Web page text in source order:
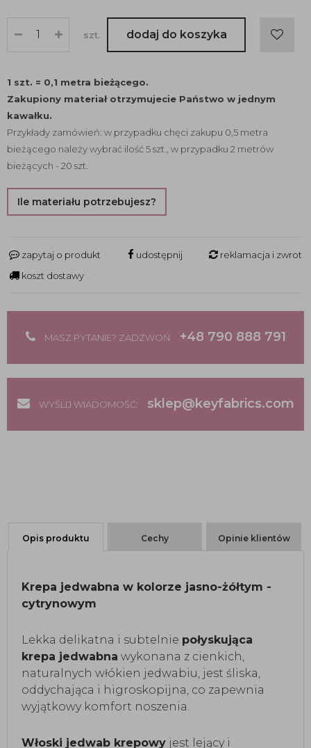
szt. dodaj do koszyka
1 szt. = 0,1 metra bieżącego.
Zakupiony materiał otrzymujecie Państwo w jednym
kawałku.
Przykłady zamówień: w przypadku chęci zakupu 0,5 metra
bieżącego należy wybrać ilość 5 szt., w przypadku 2 metrów
bieżących - 20 szt.
Ile materiału potrzebujesz?
zapytaj o produkt udostępnij
reklamacja i zwrot
koszt dostawy
MASZ PYTANIE? ZADZWOŃ +48 790 888 791
WYŚLIJ WIADOMOŚĆ: sklep@keyfabrics.com
Opis produktu Cechy Opinie klientów
Krepa jedwabna w kolorze jasno-żółtym -
cytrynowym
Lekka delikatna i subtelnie połyskująca
krepa jedwabna wykonana z cienkich,
naturalnych włókien jedwabiu, jest śliska,
oddychająca i higroskopijna, co zapewnia
wyjątkowy komfort noszenia.
Włoski jedwab krepowy jest lejący i